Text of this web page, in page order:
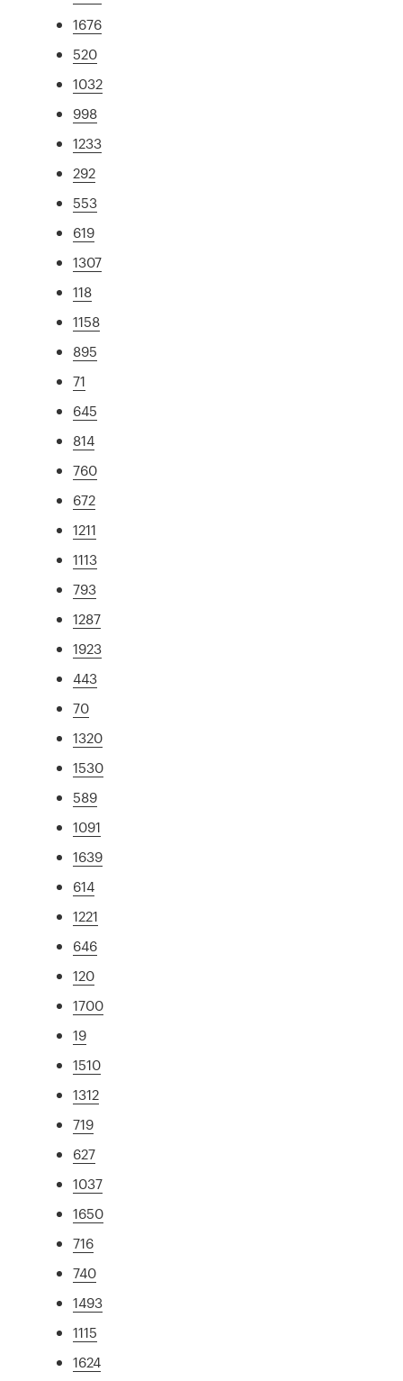
1676
520
1032
998
1233
292
553
619
1307
118
1158
895
71
645
814
760
672
1211
1113
793
1287
1923
443
70
1320
1530
589
1091
1639
614
1221
646
120
1700
19
1510
1312
719
627
1037
1650
716
740
1493
1115
1624